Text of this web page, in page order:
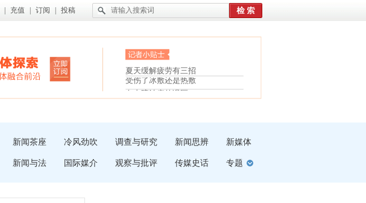
充值 订阅 投稿
“枝桠”“树桠”宜写成“枝...
夏天缓解疲劳有三招
护腰，摆脱六大坏习惯
受伤了冰敷还是热敷
白内障治疗的误区
新闻茶座 冷风劲吹 调查与研究 新闻思辨 新媒体
新闻与法 国际媒介 观察与批评 传媒史话 专题